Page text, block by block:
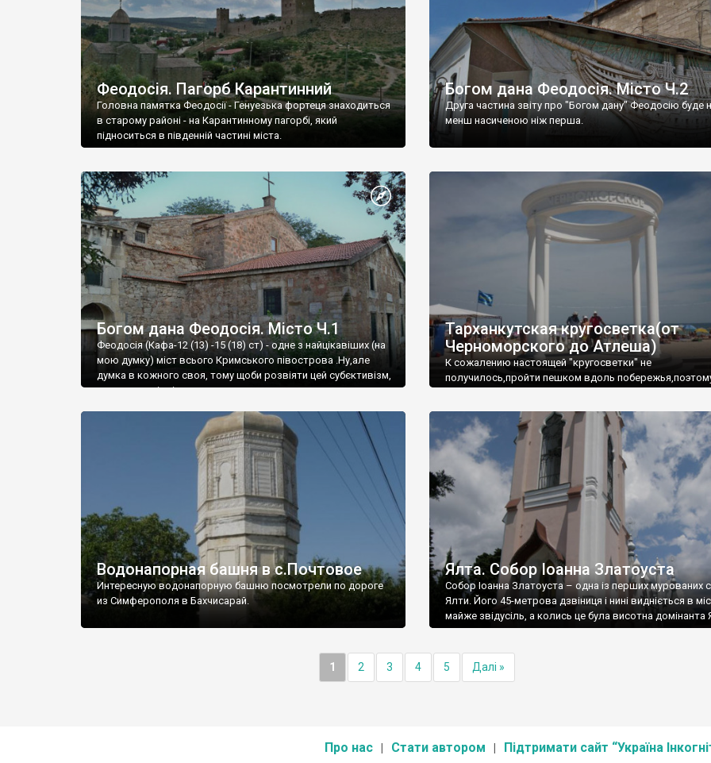
Феодосія. Пагорб Карантинний
Головна памятка Феодосії - Генуезька фортеця знаходиться
в старому районі - на Карантинному пагорбі, який
підноситься в південній частині міста.
Богом дана Феодосія. Місто Ч.2
Друга частина звіту про "Богом дану" Феодосію буде
менш насиченою ніж перша.
Богом дана Феодосія. Місто Ч.1
Феодосія (Кафа-12 (13) -15 (18) ст) - одне з найцікавіших (на
мою думку) міст всього Кримського півострова .Ну,але
думка в кожного своя, тому щоби розвіяти цей субєктивізм,
запрошую відвідати це
Тарханкутская кругосветка(от
Черноморского до Атлеша)
К сожалению настоящей "кругосветки" не
получилось,пройти пешком вдоль
Водонапорная башня в с.Почтовое
Интересную водонапорную башню посмотрели по дороге
из Симферополя в Бахчисарай.
Ялта. Собор Іоанна Златоуста
Собор Іоанна Златоуста – одна із перших мурованих
Ялти. Його 45-метрова дзвіниця і нині видніється в
майже звідусіль, а колись це була висотна домінанта
1 2 3 4 5 Далі »
Про нас Стати автором Підтримати сайт “Україна